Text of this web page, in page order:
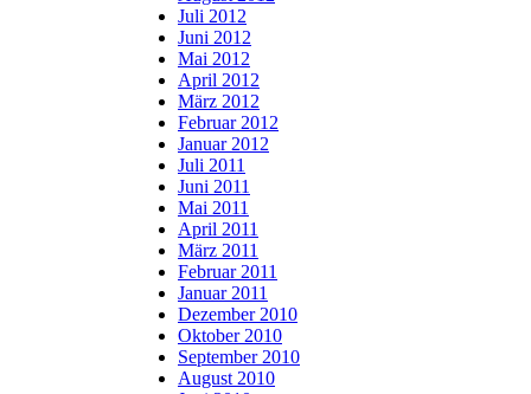
Juli 2012
Juni 2012
Mai 2012
April 2012
März 2012
Februar 2012
Januar 2012
Juli 2011
Juni 2011
Mai 2011
April 2011
März 2011
Februar 2011
Januar 2011
Dezember 2010
Oktober 2010
September 2010
August 2010